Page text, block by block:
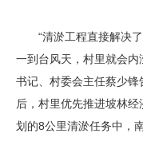
“清淤工程直接解决了
一到台风天，村里就会内
书记、村委会主任蔡少
后，村里优先推进坡林
划的8公里清淤任务中，